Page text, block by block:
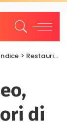
> Restauri e Recuperi
di